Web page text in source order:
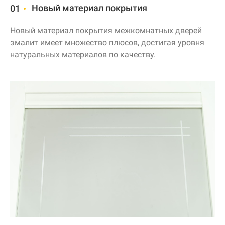
01 Новый материал покрытия
Новый материал покрытия межкомнатных дверей
эмалит имеет множество плюсов, достигая уровня
натуральных материалов по качеству.